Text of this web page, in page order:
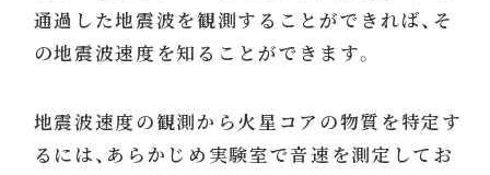
通過した地震波を観測することができれば、そ
の地震波速度を知ることができます。
地震波速度の観測から火星コアの物質を特定す
るには、あらかじめ実験室で音速を測定してお